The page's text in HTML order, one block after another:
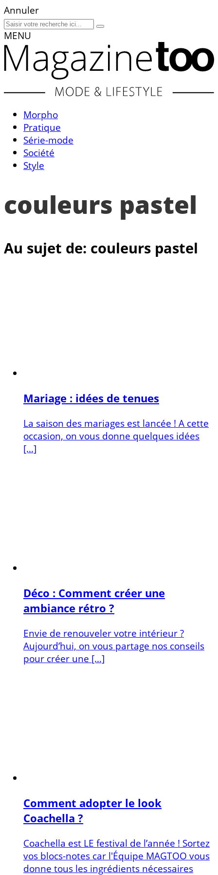
Annuler
MENU
Morpho
Pratique
Série-mode
Société
Style
couleurs pastel
Au sujet de: couleurs pastel
Mariage : idées de tenues
La saison des mariages est lancée ! A cette
occasion, on vous donne quelques idées
[…]
Déco : Comment créer une
ambiance rétro ?
Envie de renouveler votre intérieur ?
Aujourd’hui, on vous partage nos conseils
pour créer une […]
Comment adopter le look
Coachella ?
Coachella est LE festival de l’année ! Sortez
vos blocs-notes car l'Équipe MAGTOO vous
donne tous les ingrédients nécessaires